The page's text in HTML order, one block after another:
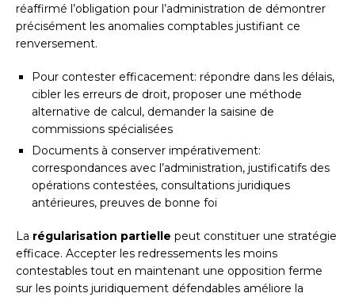
réaffirmé l’obligation pour l’administration de démontrer
précisément les anomalies comptables justifiant ce
renversement.
Pour contester efficacement: répondre dans les délais,
cibler les erreurs de droit, proposer une méthode
alternative de calcul, demander la saisine de
commissions spécialisées
Documents à conserver impérativement:
correspondances avec l’administration, justificatifs des
opérations contestées, consultations juridiques
antérieures, preuves de bonne foi
La régularisation partielle peut constituer une stratégie
efficace. Accepter les redressements les moins
contestables tout en maintenant une opposition ferme
sur les points juridiquement défendables améliore la